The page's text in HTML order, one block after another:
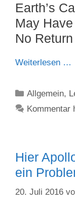
Earth’s
May
No Return
Weiterlesen …
Kategorien
Allgemein,
Kommentar
Hier
ein
20. Juli 2016